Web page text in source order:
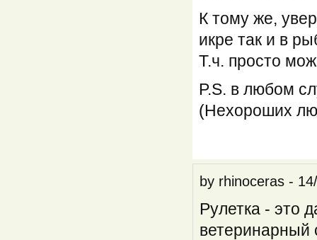
К тому же,
икре так и в
Т.ч. просто
P.S. в любом
(Нехороших
by rhinoceras -
Рулетка - это
ветеринарный